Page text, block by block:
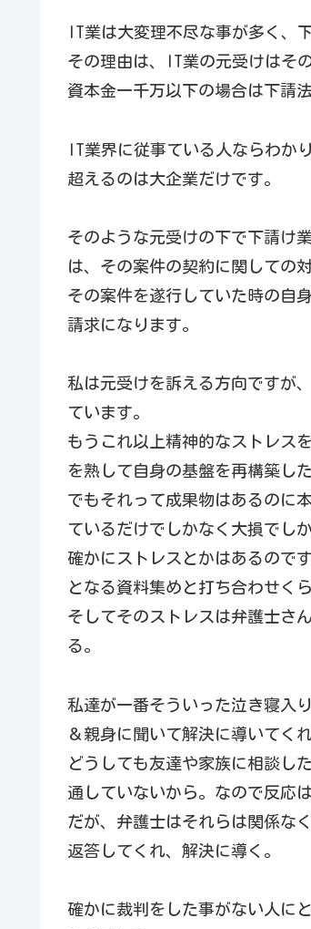
IT業は大変理不尽な事が多く、
その理由は、IT業の元受けはそ
資本金一千万以下の場合は下請
IT業界に従事ている人ならわか
超えるのは大企業だけです。
そのような元受けの下で下請け
は、その案件の契約に関しての
その案件を遂行していた時の自
請求になります。
私は元受けを訴える方向ですが
ています。
もうこれ以上精神的なストレス
を熟して自身の基盤を再構築し
でもそれって成果物はあるのに
ているだけでしかなく大損でし
確かにストレスとかはあるので
となる資料集めと打ち合わせく
そしてそのストレスは弁護士さ
る。
私達が一番そういった泣き寝入
＆親身に聞いて解決に導いてく
どうしても友達や家族に相談し
通していないから。なので反応は
だが、弁護士はそれらは関係な
返答してくれ、解決に導く。
確かに裁判をした事がない人に